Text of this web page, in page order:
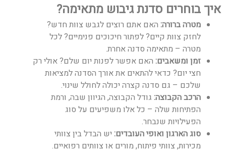
איך בוחרים סדנת גיבוש מתאימה?
מטרה ברורה: האם אתם רוצים לגבש צוות חדש?
לחזק צוות קיים? לפתור חיכוכים פנימיים? לכל
מטרה – מתאימה סדנה אחרת.
זמן ומשאבים: האם אפשר לפנות יום שלם? אולי רק
חצי יום? כדאי להתאים את אורך הסדנה למציאות
שלכם – גם סדנה קצרה יכולה לחולל שינוי.
הרכב הקבוצה: גודל הקבוצה, הגיוון שבה, ורמת
הפתיחות שלה – כל אלו משפיעים על סוג
הפעילויות שנבחר.
סוג הארגון ואופי העובדים: יש הבדל בין צוותי
מכירות, צוותי פיתוח, מורים או צוותים רפואיים.